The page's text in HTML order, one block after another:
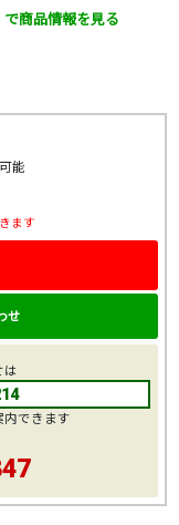
能
ます
せ
内できます
で商品情報を見る